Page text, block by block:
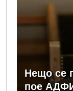
Нещо се
пое